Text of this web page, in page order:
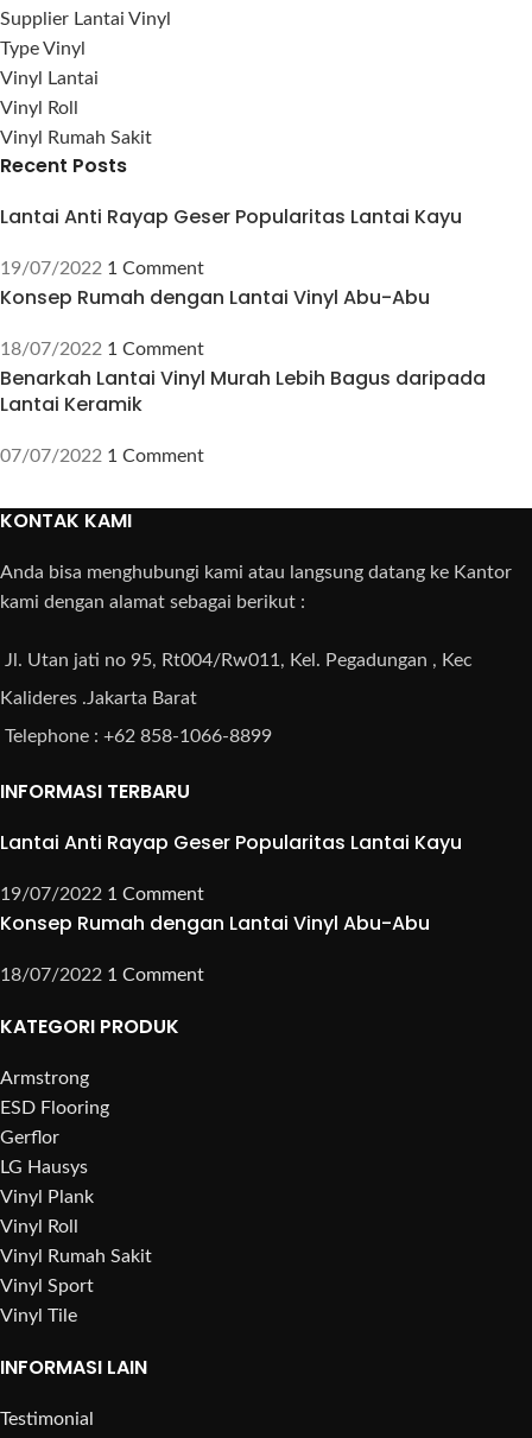
Supplier Lantai Vinyl
Type Vinyl
Vinyl Lantai
Vinyl Roll
Vinyl Rumah Sakit
Recent Posts
Lantai Anti Rayap Geser Popularitas Lantai Kayu
19/07/2022 1 Comment
Konsep Rumah dengan Lantai Vinyl Abu-Abu
18/07/2022 1 Comment
Benarkah Lantai Vinyl Murah Lebih Bagus daripada
Lantai Keramik
07/07/2022 1 Comment
KONTAK KAMI
Anda bisa menghubungi kami atau langsung datang ke Kantor
kami dengan alamat sebagai berikut :
Jl. Utan jati no 95, Rt004/Rw011, Kel. Pegadungan , Kec
Kalideres .Jakarta Barat
Telephone : +62 858-1066-8899
INFORMASI TERBARU
Lantai Anti Rayap Geser Popularitas Lantai Kayu
19/07/2022 1 Comment
Konsep Rumah dengan Lantai Vinyl Abu-Abu
18/07/2022 1 Comment
KATEGORI PRODUK
Armstrong
ESD Flooring
Gerflor
LG Hausys
Vinyl Plank
Vinyl Roll
Vinyl Rumah Sakit
Vinyl Sport
Vinyl Tile
INFORMASI LAIN
Testimonial